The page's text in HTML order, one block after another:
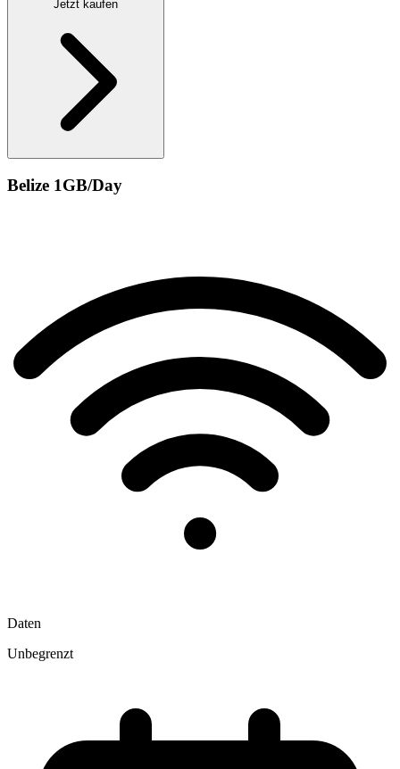
Jetzt kaufen
Belize 1GB/Day
Daten
Unbegrenzt